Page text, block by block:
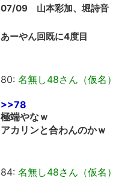
07/09 山本彩加、堀詩音
あーやん回既に4度目
80: 名無し48さん（仮名）
>>78
極端やなｗ
アカリンと合わんのかｗ
84: 名無し48さん（仮名）